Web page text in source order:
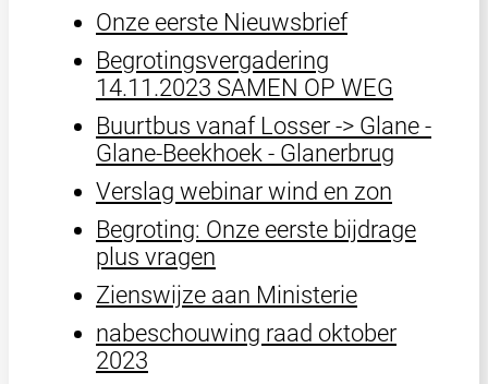
Onze eerste Nieuwsbrief
Begrotingsvergadering
14.11.2023 SAMEN OP WEG
Buurtbus vanaf Losser -> Glane -
Glane-Beekhoek - Glanerbrug
Verslag webinar wind en zon
Begroting: Onze eerste bijdrage
plus vragen
Zienswijze aan Ministerie
nabeschouwing raad oktober
2023